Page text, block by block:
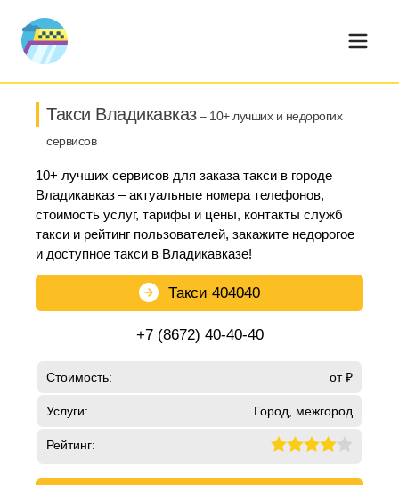
Такси Владикавказ– 10+ лучших и недорогих
сервисов
10+ лучших сервисов для заказа такси в городе
Владикавказ – актуальные номера телефонов,
стоимость услуг, тарифы и цены, контакты служб
такси и рейтинг пользователей, закажите недорогое
и доступное такси в Владикавказе!
Такси 404040
+7 (8672) 40-40-40
Стоимость: от ₽
Услуги: Город, межгород
Рейтинг: